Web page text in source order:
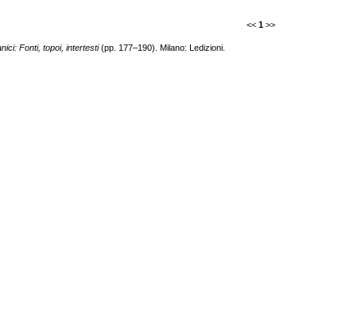
<< 1 >>
Fonti, topoi, intertesti(pp. 177–190). Milano: Ledizioni.